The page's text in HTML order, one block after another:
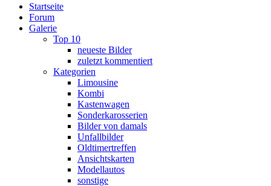
Startseite
Forum
Galerie
Top 10
neueste Bilder
zuletzt kommentiert
Kategorien
Limousine
Kombi
Kastenwagen
Sonderkarosserien
Bilder von damals
Unfallbilder
Oldtimertreffen
Ansichtskarten
Modellautos
sonstige